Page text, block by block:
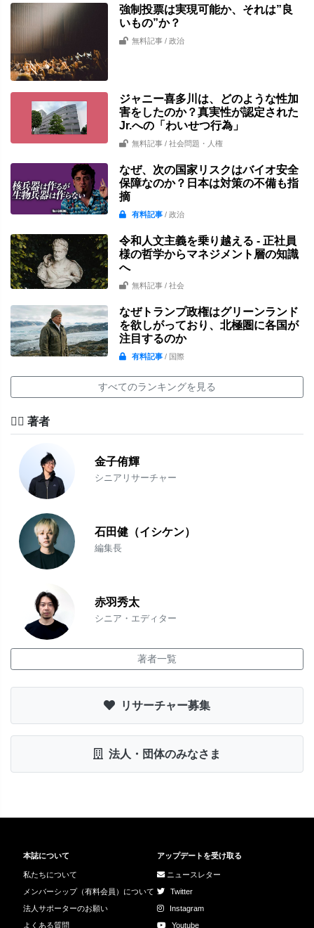
強制投票は実現可能か、それは”良
いもの”か？
無料記事 / 政治
ジャニー喜多川は、どのような性加
害をしたのか？真実性が認定された
Jr.への「わいせつ行為」
無料記事 / 社会問題・人権
なぜ、次の国家リスクはバイオ安全
保障なのか？日本は対策の不備も指
摘
有料記事/ 政治
令和人文主義を乗り越える - 正社員
様の哲学からマネジメント層の知識
へ
無料記事 / 社会
なぜトランプ政権はグリーンランド
を欲しがっており、北極圏に各国が
注目するのか
有料記事/ 国際
すべてのランキングを見る
✍🏻 著者
金子侑輝
シニアリサーチャー
石田健（イシケン）
編集長
赤羽秀太
シニア・エディター
著者一覧
リサーチャー募集
法人・団体のみなさま
本誌について
私たちについて
メンバーシップ（有料会員）について
法人サポーターのお願い
よくある質問
アップデートを受け取る
ニュースレター
Twitter
Instagram
Youtube